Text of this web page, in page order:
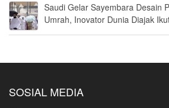
Saudi Gelar Sayembara Desain
Umrah, Inovator Dunia Diajak
SOSIAL MEDIA